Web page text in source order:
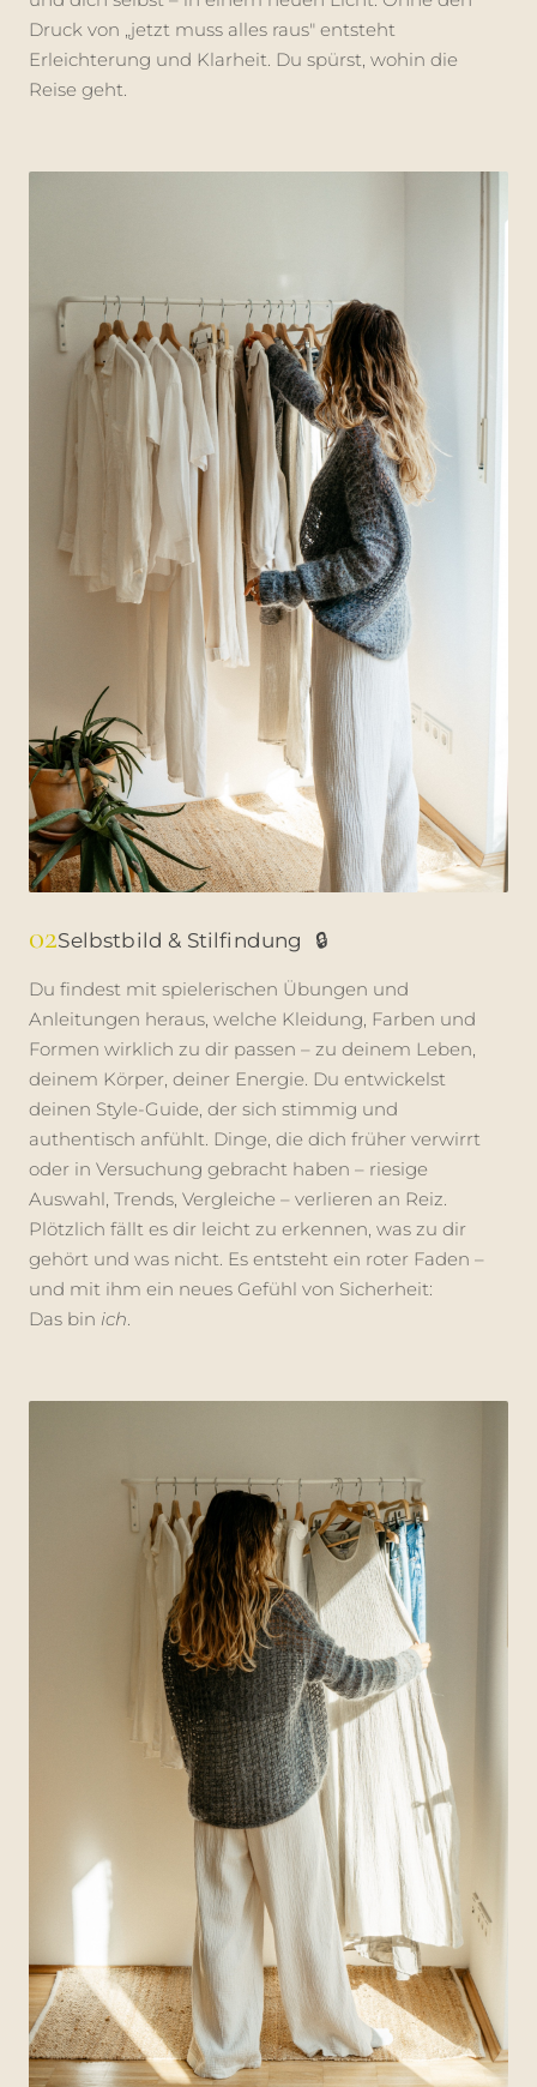
Druck von „jetzt muss alles raus" entsteht
Erleichterung und Klarheit. Du spürst, wohin die
Reise geht.
02Selbstbild & Stilfindung 🔒
Du findest mit spielerischen Übungen und
Anleitungen heraus, welche Kleidung, Farben und
Formen wirklich zu dir passen – zu deinem Leben,
deinem Körper, deiner Energie. Du entwickelst
deinen Style-Guide, der sich stimmig und
authentisch anfühlt. Dinge, die dich früher verwirrt
oder in Versuchung gebracht haben – riesige
Auswahl, Trends, Vergleiche – verlieren an Reiz.
Plötzlich fällt es dir leicht zu erkennen, was zu dir
gehört und was nicht. Es entsteht ein roter Faden –
und mit ihm ein neues Gefühl von Sicherheit:
Das bin ich.